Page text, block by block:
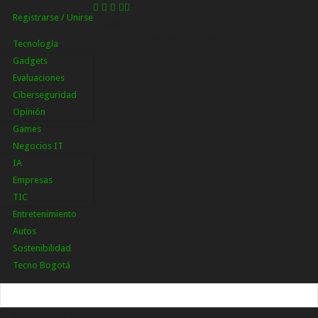
Registrarse / Unirse
Tecnología
Gadgets
Evaluaciones
Ciberseguridad
Opinión
Games
Negocios IT
IA
Empresas
TIC
Entretenimiento
Autos
Sostenibilidad
Tecno Bogotá